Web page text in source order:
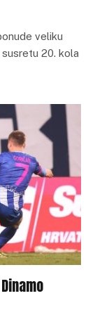
veliku
20. kola